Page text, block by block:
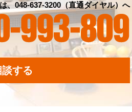
、048-637-3200（直通ダイヤル）へ
する